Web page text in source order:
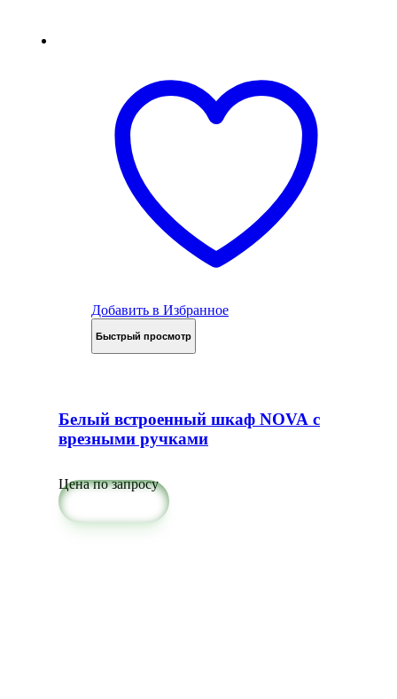
Добавить в Избранное
Быстрый просмотр
Белый встроенный шкаф NOVA с
врезными ручками
Цена по запросу